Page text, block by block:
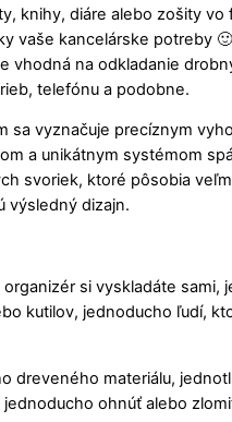
knihy, diáre alebo zošity vo
vaše kancelárske potreby 🙂
vhodná na odkladanie
telefónu a podobne.
sa vyznačuje precíznym
a unikátnym systémom
svoriek, ktoré pôsobia
výsledný dizajn.
si vyskladáte sami,
kutilov, jednoducho ľudí,
dreveného materiálu,
ohnúť alebo